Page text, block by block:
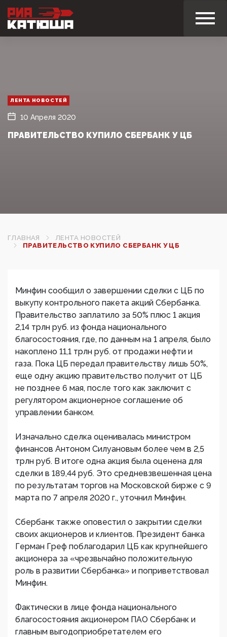
ЛЕНТА НОВОСТЕЙ
10 Апреля 2020
ПРАВИТЕЛЬСТВО КУПИЛО СБЕРБАНК У ЦБ
ГЛАВНАЯ
ЛЕНТА НОВОСТЕЙ
ПРАВИТЕЛЬСТВО КУПИЛО СБЕРБАНК У ЦБ
Минфин сообщил о завершении сделки с ЦБ по
выкупу контрольного пакета акций Сбербанка.
Правительство заплатило за 50% плюс 1 акция
2,14 трлн руб. из фонда национального
благосостояния, где, по данным на 1 апреля, было
накоплено 11,1 трлн руб. от продажи нефти и
газа. Пока ЦБ передал правительству лишь 50%,
еще одну акцию правительство получит от ЦБ
не позднее 6 мая, после того как заключит с
регулятором акционерное соглашение об
управлении банком.
Изначально сделка оценивалась министром
финансов Антоном Силуановым более чем в 2,5
трлн руб. В итоге одна акция была оценена для
сделки в 189,44 руб. Это средневзвешенная цена
по результатам торгов на Московской бирже с 9
марта по 7 апреля 2020 г., уточнил Минфин.
Сбербанк также оповестил о закрытии сделки
своих акционеров и клиентов. Президент банка
Герман Греф поблагодарил ЦБ как крупнейшего
акционера за «чрезвычайно положительную
роль в развитии Сбербанка» и поприветствовал
Минфин.
Фактически в лице фонда национального
благосостояния акционером ПАО Сбербанк и
главным выгодоприобретателем его